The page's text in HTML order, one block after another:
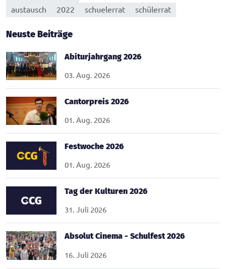
austausch
2022 schuelerrat schülerrat
Neuste Beiträge
Abiturjahrgang 2026
03. Aug. 2026
Cantorpreis 2026
01. Aug. 2026
Festwoche 2026
01. Aug. 2026
Tag der Kulturen 2026
31. Juli 2026
Absolut Cinema - Schulfest 2026
16. Juli 2026